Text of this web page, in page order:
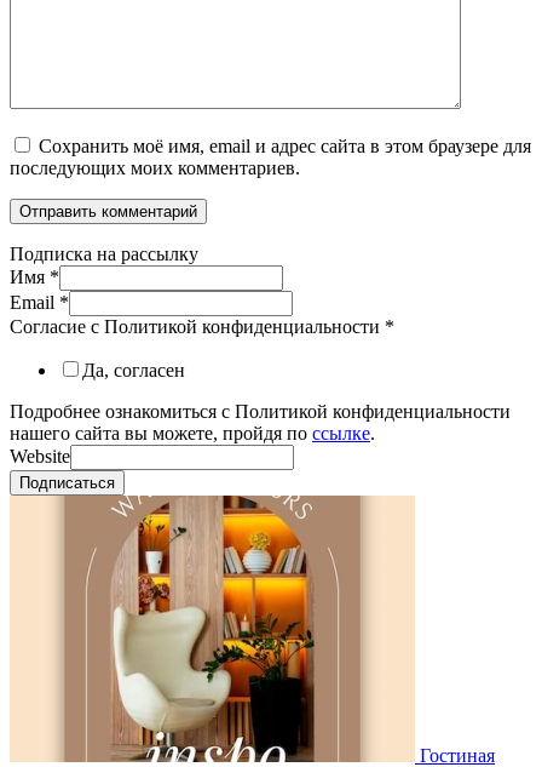
Сохранить моё имя, email и адрес сайта в этом браузере для
последующих моих комментариев.
Подписка на рассылку
Имя *
Email *
Согласие с Политикой конфиденциальности *
Да, согласен
Подробнее ознакомиться с Политикой конфиденциальности
нашего сайта вы можете, пройдя по ссылке.
Website
Подписаться
Гостиная